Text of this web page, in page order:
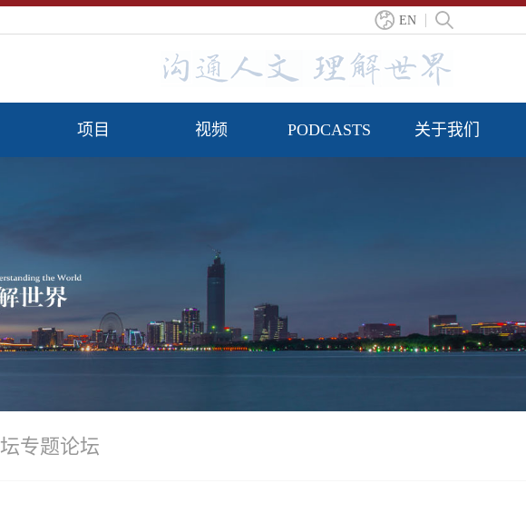
EN
项目 视频 PODCASTS 关于我们
专题论坛